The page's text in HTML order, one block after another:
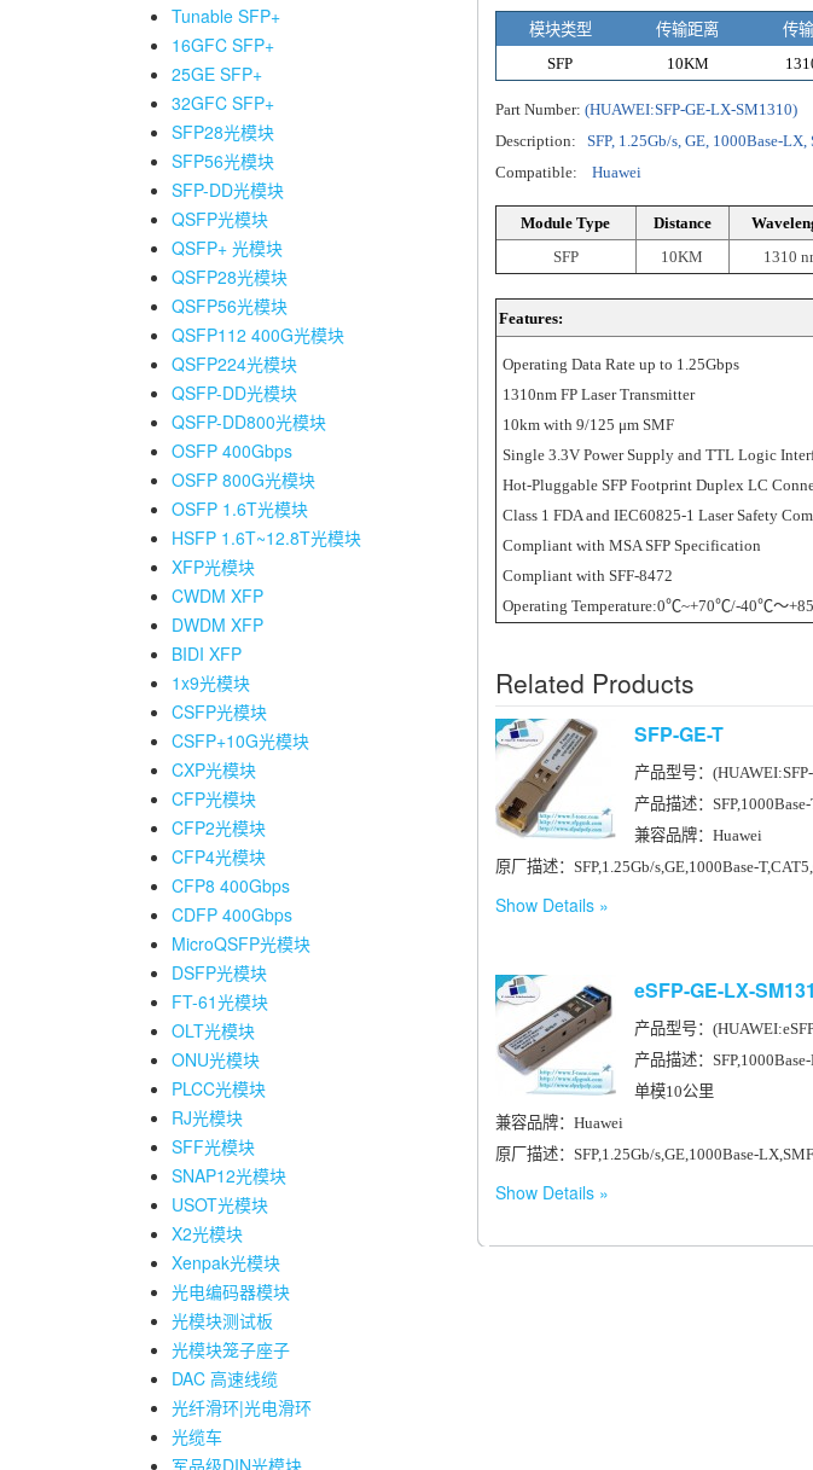
Tunable SFP+
16GFC SFP+
25GE SFP+
32GFC SFP+
SFP28光模块
SFP56光模块
SFP-DD光模块
QSFP光模块
QSFP+ 光模块
QSFP28光模块
QSFP56光模块
QSFP112 400G光模块
QSFP224光模块
QSFP-DD光模块
QSFP-DD800光模块
OSFP 400Gbps
OSFP 800G光模块
OSFP 1.6T光模块
HSFP 1.6T~12.8T光模块
XFP光模块
CWDM XFP
DWDM XFP
BIDI XFP
1x9光模块
CSFP光模块
CSFP+10G光模块
CXP光模块
CFP光模块
CFP2光模块
CFP4光模块
CFP8 400Gbps
CDFP 400Gbps
MicroQSFP光模块
DSFP光模块
FT-61光模块
OLT光模块
ONU光模块
PLCC光模块
RJ光模块
SFF光模块
SNAP12光模块
USOT光模块
X2光模块
Xenpak光模块
光电编码器模块
光模块测试板
光模块笼子座子
DAC 高速线缆
光纤滑环|光电滑环
光缆车
军品级DIN光模块
模块类型 传输距离 传
SFP
10KM
Part Number: (HUAWEI:SFP-GE-LX-SM1310)
Description:
SFP, 1.25Gb/s, GE, 1000Base-
Compatible:
Huawei
Module Type Distance
SFP
10KM 1310
Features:
Operating Data Rate up to 1.25Gbps
1310nm FP Laser Transmitter
10km with 9/125 μm SMF
Single 3.3V Power Supply and TTL Logic
Hot-Pluggable SFP Footprint Duplex LC
Class 1 FDA and IEC60825-1 Laser Safety
Compliant with MSA SFP Specification
Compliant with SFF-8472
Operating Temperature:0℃~+70℃/-40℃～
Related Products
SFP-GE-T
产品型号：
产品描述：
兼容品牌：Huawei
原厂描述：SFP,1.25Gb/s,GE,1000Base-
Show Details
eSFP-GE-LX-
产品型号：
产品描述：
单模10公里
兼容品牌：Huawei
原厂描述：SFP,1.25Gb/s,GE,1000Base-
Show Details